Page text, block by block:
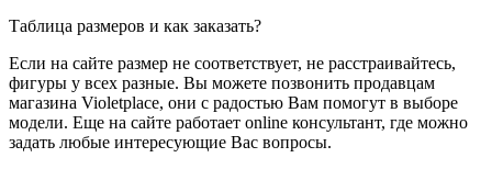
Таблица размеров и как заказать?
Если на сайте размер не соответствует, не расстраивайтесь,
фигуры у всех разные. Вы можете позвонить продавцам
магазина Violetplace, они с радостью Вам помогут в выборе
модели. Еще на сайте работает online консультант, где можно
задать любые интересующие Вас вопросы.